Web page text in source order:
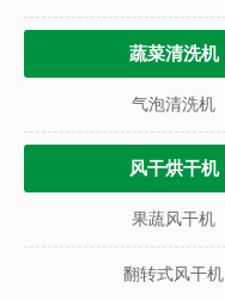
蔬菜清洗机
气泡清洗机
风干烘干机
果蔬风干机
翻转式风干机